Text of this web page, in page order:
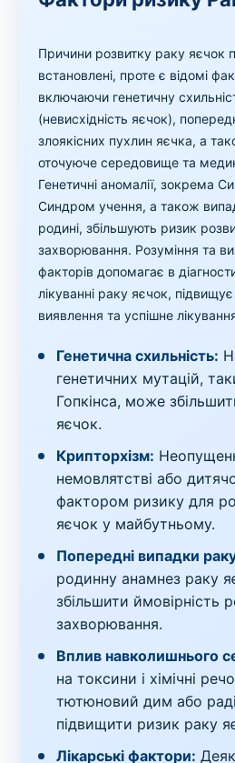
Причини розвитку раку яєчок
встановлені, проте є відомі
включаючи генетичну
(невисхідність яєчок),
злоякісних пухлин яєчка, а
оточуюче середовище та
Генетичні аномалії, зокрема
Синдром учення, а також
родині, збільшують ризик
захворювання. Розуміння та
факторів допомагає в
лікуванні раку яєчок,
виявлення та успішне
Генетична схильність:
генетичних мутацій,
Гопкінса, може
яєчок.
Крипторхізм:
немовлятстві або
фактором ризику для
яєчок у майбутньому.
Попередні випадки
родинну анамнез раку
збільшити ймовірність
захворювання.
Вплив навколишнього
на токсини і хімічні
тютюновий дим або
підвищити ризик раку
Лікарські фактори: